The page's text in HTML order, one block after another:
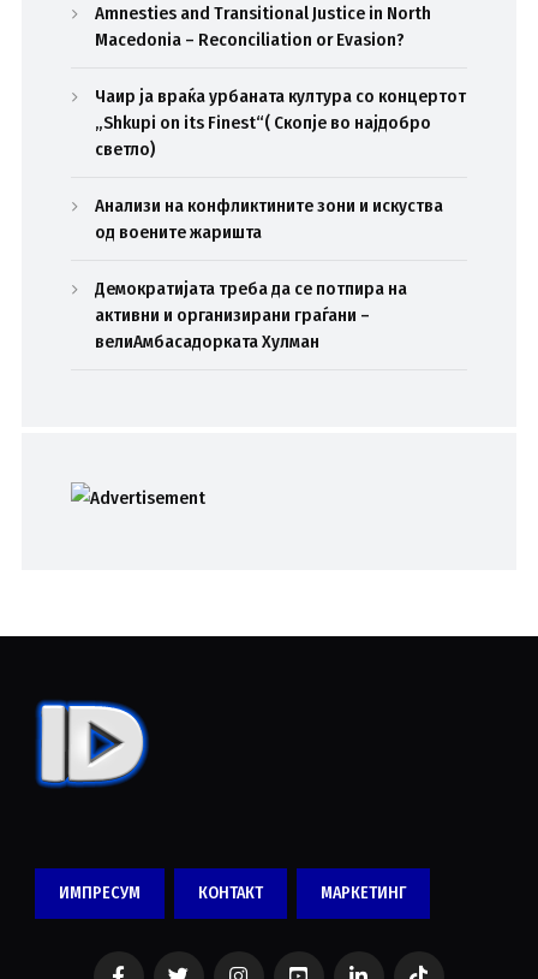
Amnesties and Transitional Justice in North
Macedonia – Reconciliation or Evasion?
Чаир ја враќа урбаната култура со концертот
„Shkupi on its Finest“( Скопје во најдобро
светло)
Анализи на конфликтините зони и искуства
од воените жаришта
Демократијата треба да се потпира на
активни и организирани граѓани –
велиАмбасадорката Хулман
ИМПРЕСУМ КОНТАКТ МАРКЕТИНГ